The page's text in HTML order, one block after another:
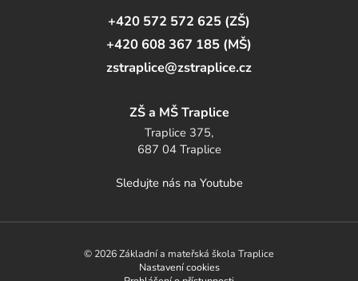
+420 572 572 625 (ZŠ)
+420 608 367 185 (MŠ)
zstraplice@zstraplice.cz
ZŠ a MŠ Traplice
Traplice 375,
687 04 Traplice
Sledujte nás na Youtube
© 2026 Základní a mateřská škola Traplice
Nastavení cookies